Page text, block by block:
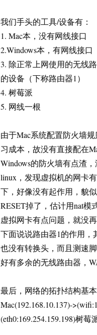
我们手头的工具/设备有：
1. Mac本，没有网线接口
2.Windows本，有网线接口
3. 除正常上网使用的无线
的设备（下称路由器1）
4. 树莓派
5. 网线一根
由于Mac系统配置防火墙
习成本，故没有直接配在
Windows的防火墙有点渣
linux，发现虚拟机的网卡
下，好像没有起作用，貌
RESET掉了，估计用nat
虚拟网卡有点问题，就没再
下面说说路由器1的作用，
也没有转换头，而且测速
好有多余的无线路由器，
最后，网络的拓扑结构基本
Mac(192.168.10.137)-
(eth0:169.254.159.198)树莓